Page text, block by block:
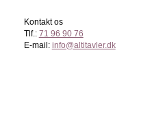
Kontakt os
Tlf.: 71 96 90 76
E-mail: info@altitavler.dk